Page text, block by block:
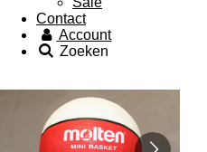
Contact
Account
Zoeken